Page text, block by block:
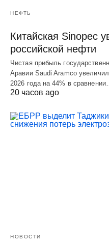
НЕФТЬ
Китайская Sinopec
российской нефти
Чистая прибыль
Аравии Saudi Aramco
2026 года на 44% в
20 часов ago
НОВОСТИ